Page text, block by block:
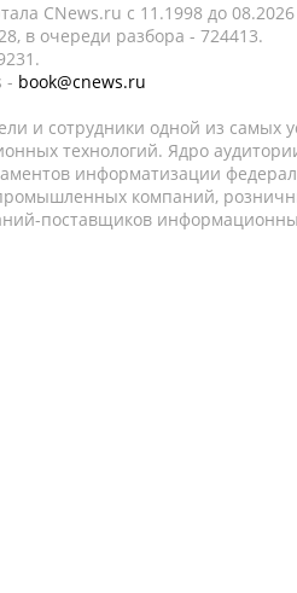
CNews.ru c 11.1998 до
в очереди разбора - 724413.
- book@cnews.ru
и сотрудники одной из самых
технологий. Ядро
информатизации
компаний,
поставщиков